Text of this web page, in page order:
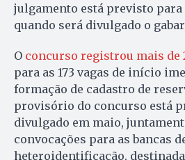
julgamento está previsto para
quando será divulgado o
O concurso registrou mais
para as 173 vagas de início
formação de cadastro de
provisório do concurso está
divulgado em maio,
convocações para as bancas
heteroidentificação,